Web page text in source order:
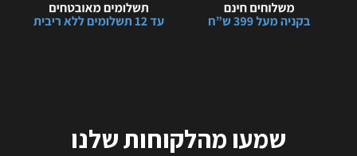
שמעו מהלקוחות שלנו